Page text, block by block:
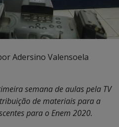
Adersino Valensoela
semana de aulas pela TV
de materiais para a
para o Enem 2020.